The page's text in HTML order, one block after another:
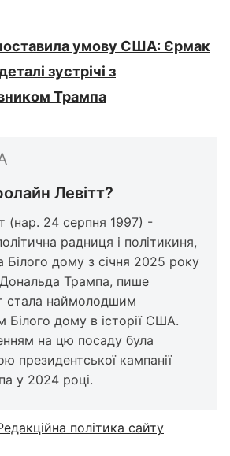
умову США: Єрмак
зустрічі з
Трампа
Левітт?
(нар. 24 серпня 1997) -
радниця і політикиня,
Білого дому з січня 2025 року
Дональда Трампа, пише
стала наймолодшим
Білого дому в історії США.
на цю посаду була
президентської кампанії
у 2024 році.
політика сайту